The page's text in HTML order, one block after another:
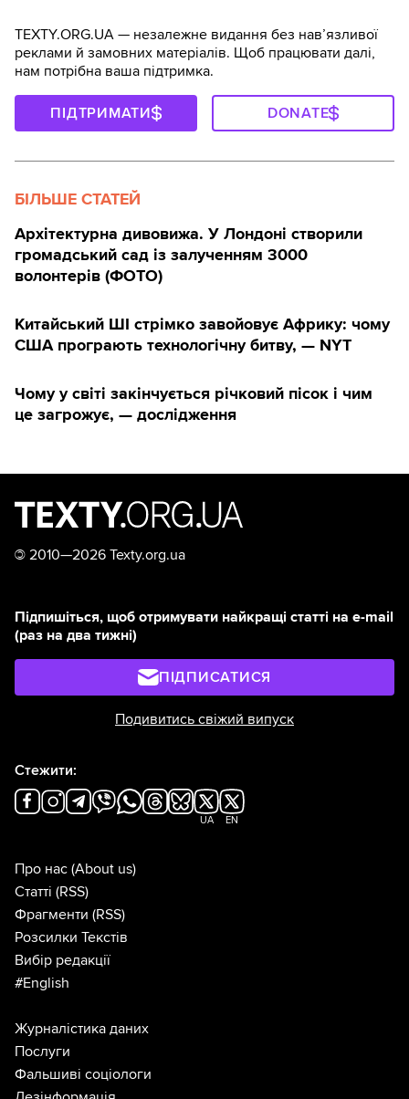
TEXTY.ORG.UA — незалежне видання без навʼязливої
реклами й замовних матеріалів. Щоб працювати далі,
нам потрібна ваша підтримка.
ПІДТРИМАТИ DONATE
БІЛЬШЕ СТАТЕЙ
Архітектурна дивовижа. У Лондоні створили
громадський сад із залученням 3000
волонтерів (ФОТО)
Китайський ШІ стрімко завойовує Африку: чому
США програють технологічну битву, — NYT
Чому у світі закінчується річковий пісок і чим
це загрожує, — дослідження
© 2010—2026 Texty.org.ua
Підпишіться, щоб отримувати найкращі статті на e-mail
(раз на два тижні)
ПІДПИСАТИСЯ
Подивитись свіжий випуск
Стежити:
UA EN
Про нас (About us)
Статті (RSS)
Фрагменти (RSS)
Розсилки Текстів
Вибір редакції
#English
Журналістика даних
Послуги
Фальшиві соціологи